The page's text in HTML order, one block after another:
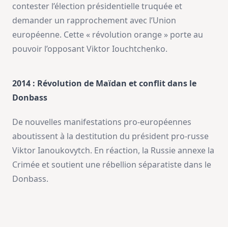
contester l’élection présidentielle truquée et
demander un rapprochement avec l’Union
européenne. Cette « révolution orange » porte au
pouvoir l’opposant Viktor Iouchtchenko.
2014 : Révolution de Maïdan et conflit dans le
Donbass
De nouvelles manifestations pro-européennes
aboutissent à la destitution du président pro-russe
Viktor Ianoukovytch. En réaction, la Russie annexe la
Crimée et soutient une rébellion séparatiste dans le
Donbass.